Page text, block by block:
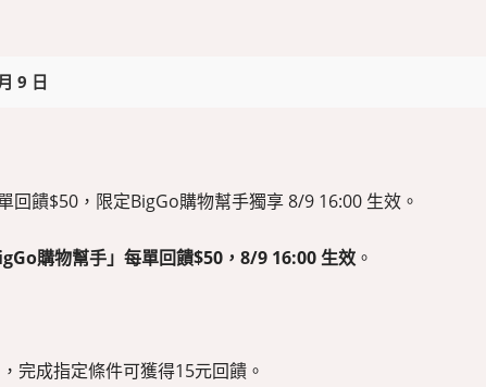
9 日
回饋$50，限定BigGo購物幫手獨享 8/9 16:00 生效。
購物幫手」每單回饋$50，8/9 16:00 生效。
完成指定條件可獲得15元回饋。